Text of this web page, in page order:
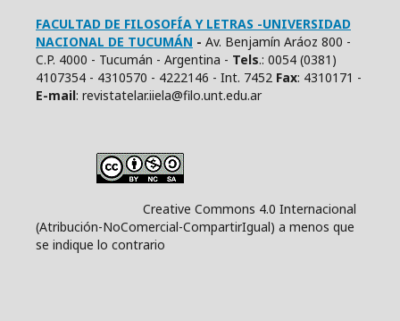
FACULTAD DE FILOSOFÍA Y LETRAS -UNIVERSIDAD
NACIONAL DE TUCUMÁN - Av. Benjamín Aráoz 800 -
C.P. 4000 - Tucumán - Argentina - Tels.: 0054 (0381)
4107354 - 4310570 - 4222146 - Int. 7452 Fax: 4310171 -
E-mail: revistatelar.iiela@filo.unt.edu.ar
Creative Commons 4.0 Internacional
(Atribución-NoComercial-CompartirIgual) a menos que
se indique lo contrario